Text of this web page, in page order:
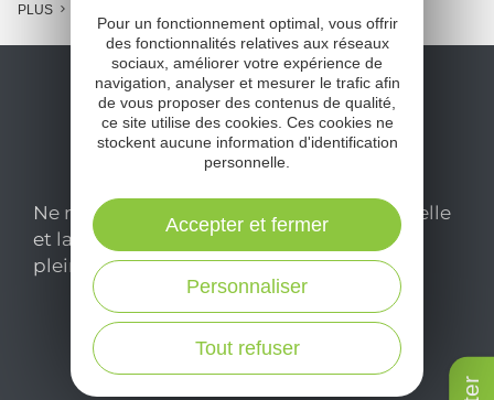
PLUS
Ne manquez pas notre newsletter mensuelle
et laissez-vous inspirer pour profiter
pleinement de votre séjour en Aveyron.
Je m'abonne ici
Pour un fonctionnement optimal, vous offrir
des fonctionnalités relatives aux réseaux
sociaux, améliorer votre expérience de
navigation, analyser et mesurer le trafic afin
de vous proposer des contenus de qualité,
ce site utilise des cookies. Ces cookies ne
stockent aucune information d'identification
personnelle.
Tout refuser
Personnaliser
Accepter et fermer